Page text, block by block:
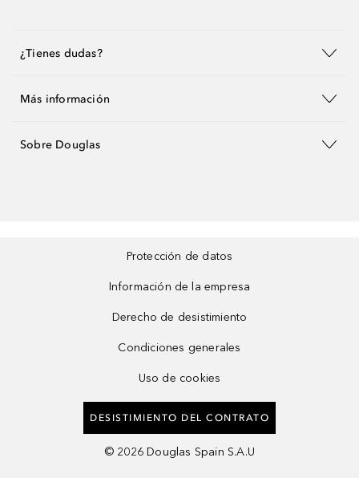
¿Tienes dudas?
Más información
Sobre Douglas
Protección de datos
Información de la empresa
Derecho de desistimiento
Condiciones generales
Uso de cookies
DESISTIMIENTO DEL CONTRATO
© 2026 Douglas Spain S.A.U